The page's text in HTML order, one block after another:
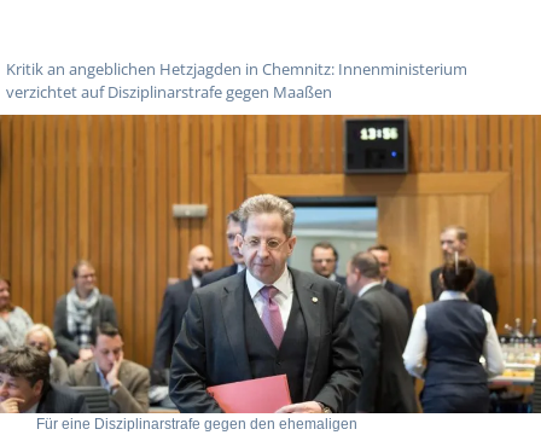
Kritik an angeblichen Hetzjagden in Chemnitz: Innenministerium
verzichtet auf Disziplinarstrafe gegen Maaßen
Für eine Disziplinarstrafe gegen den ehemaligen